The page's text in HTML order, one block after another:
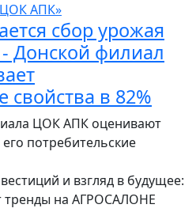
АПК»
сбор урожая
Донской филиал
свойства в 82%
ЦОК АПК оценивают
потребительские